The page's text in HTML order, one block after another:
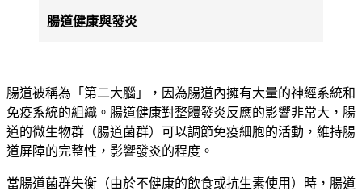
腸道健康與發炎
腸道被稱為「第二大腦」，因為腸道內擁有大量的神經系統和
免疫系統的組織。腸道健康對整體發炎反應的影響非常大，腸
道的微生物群（腸道菌群）可以調節免疫細胞的活動，維持腸
道屏障的完整性，影響發炎的程度。
當腸道菌群失衡（由於不健康的飲食或抗生素使用）時，腸道